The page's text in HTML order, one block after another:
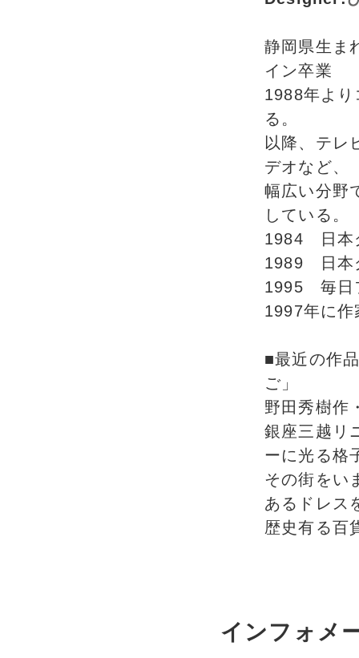
静岡県生ま
イン卒業
1988年よ
る。
以降、テレ
デオなど、
幅広い分野
している。
1984 日本
1989 日本
1995 毎日
1997年に
■最近の作
ご」
野田秀樹作
銀座三越リ
ーに光る格
その街をい
あるドレス
歴史有る百
インフォメ